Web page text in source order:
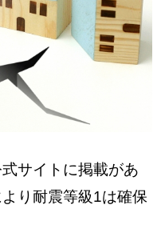
サイトに掲載があ
り耐震等級1は確保